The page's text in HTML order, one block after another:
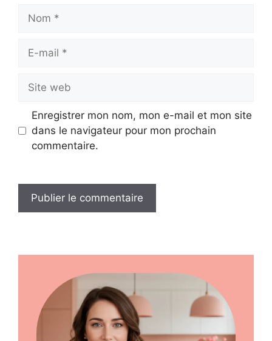
mail
web
Enregistrer mon nom, mon e-mail et mon site
dans le navigateur pour mon prochain
commentaire.